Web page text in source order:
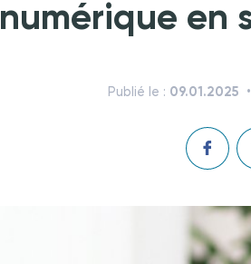
numérique en
Publié le : 09.01.2025